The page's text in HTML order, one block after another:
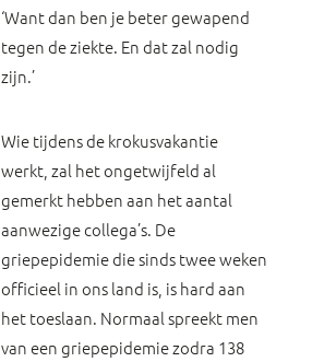
‘Want dan ben je beter gewapend
tegen de ziekte. En dat zal nodig
zijn.’
Wie tijdens de krokusvakantie
werkt, zal het ongetwijfeld al
gemerkt hebben aan het aantal
aanwezige collega’s. De
griepepidemie die sinds twee weken
officieel in ons land is, is hard aan
het toeslaan. Normaal spreekt men
van een griepepidemie zodra 138